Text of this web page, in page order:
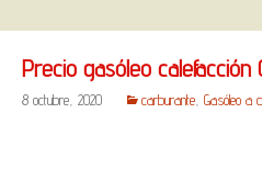
Precio gasóleo calefacción
8 octubre, 2020 carburante Gasóleo a